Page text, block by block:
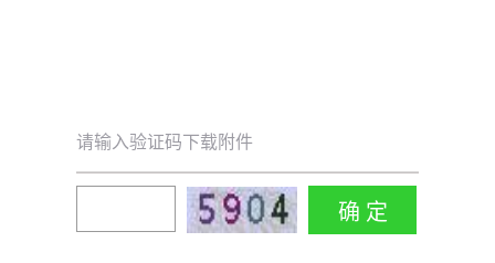
请输入验证码下载附件